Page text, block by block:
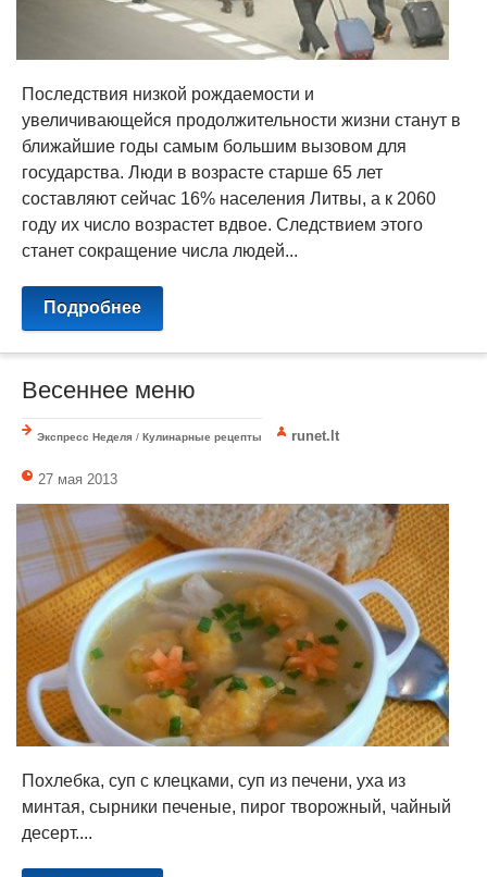
Последствия низкой рождаемости и
увеличивающейся продолжительности жизни станут в
ближайшие годы самым большим вызовом для
государства. Люди в возрасте старше 65 лет
составляют сейчас 16% населения Литвы, а к 2060
году их число возрастет вдвое. Следствием этого
станет сокращение числа людей...
Подробнее
Весеннее меню
Экспресс Неделя / Кулинарные рецепты runet.lt
27 мая 2013
Похлебка, суп с клецками, суп из печени, уха из
минтая, сырники печеные, пирог творожный, чайный
десерт....